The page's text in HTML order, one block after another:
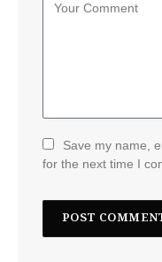
Save my name,
for the next time I